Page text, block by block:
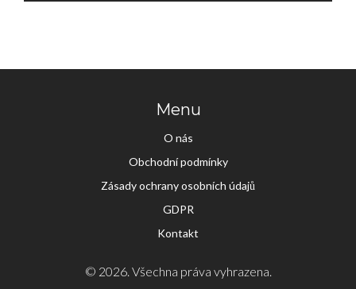
Menu
O nás
Obchodní podmínky
Zásady ochrany osobních údajů
GDPR
Kontakt
© 2026. Všechna práva vyhrazena.